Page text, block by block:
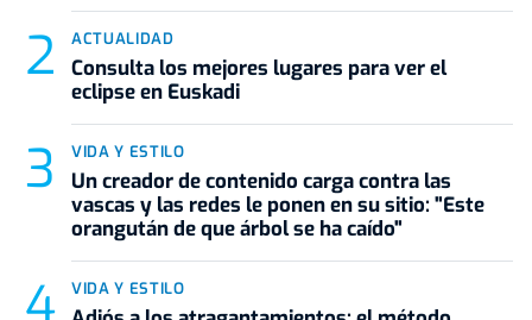
ACTUALIDAD
Consulta los mejores lugares para ver el
eclipse en Euskadi
VIDA Y ESTILO
Un creador de contenido carga contra las
vascas y las redes le ponen en su sitio: "Este
orangután de que árbol se ha caído"
VIDA Y ESTILO